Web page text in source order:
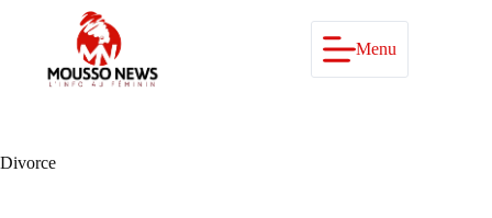
Menu
Divorce